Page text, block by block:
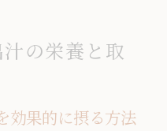
の栄養と取
効果的に摂る方法